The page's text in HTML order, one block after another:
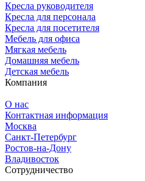
Кресла руководителя
Кресла для персонала
Кресла для посетителя
Мебель для офиса
Мягкая мебель
Домашняя мебель
Детская мебель
Компания
О нас
Контактная информация
Москва
Санкт-Петербург
Ростов-на-Дону
Владивосток
Сотрудничество